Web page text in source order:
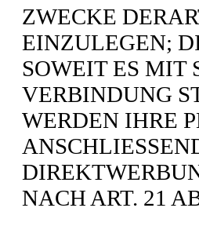
ZWECKE
EINZULEGEN;
SOWEIT ES MIT
VERBINDUNG
WERDEN IHRE
NACH ART. 21